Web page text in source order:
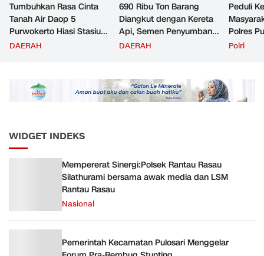
Tumbuhkan Rasa Cinta
Tanah Air Daop 5
Purwokerto Hiasi Stasiun
dengan Ornamen
DAERAH
690 Ribu Ton Barang
Diangkut dengan Kereta
Api, Semen Penyumbang
Volume Terbesar
Semester 1 Tahun 2026
DAERAH
Peduli
Polres
Jemput
Polri
WIDGET INDEKS
Mempererat Sinergi:Polsek Rantau Rasau
Silathurami bersama awak media dan LSM
Rantau Rasau
Nasional
Pemerintah Kecamatan Pulosari Menggelar